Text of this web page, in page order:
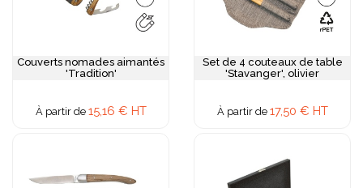
Couverts nomades aimantés
'Tradition'
À partir de 15,16 € HT
Set de 4 couteaux de table
'Stavanger', olivier
À partir de 17,50 € HT